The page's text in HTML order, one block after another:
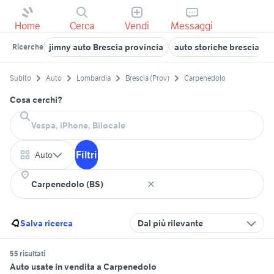
Home Cerca Vendi Messaggi
Ricerche jimny auto Brescia provincia auto storiche brescia
Subito Auto Lombardia Brescia (Prov) Carpenedolo
Cosa cerchi?
Auto Filtri
Salva ricerca Dal più rilevante
55 risultati
Auto usate in vendita a Carpenedolo